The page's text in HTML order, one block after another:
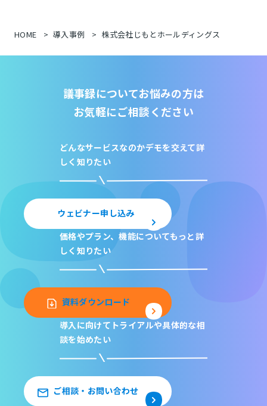
HOME 導入事例 株式会社じもとホールディングス
議事録についてお悩みの方は
お気軽にご相談ください
どんなサービスなのかデモを交えて詳
しく知りたい
ウェビナー申し込み
価格やプラン、機能についてもっと詳
しく知りたい
資料ダウンロード
導入に向けてトライアルや具体的な相
談を始めたい
ご相談・お問い合わせ